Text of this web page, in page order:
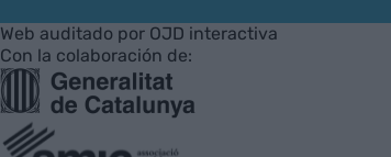
Web auditado por OJD interactiva
Con la colaboración de: